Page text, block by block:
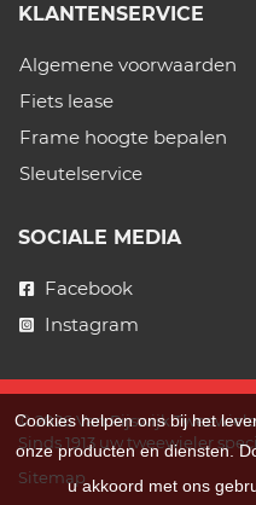
KLANTENSERVICE
Algemene voorwaarden
Fiets lease
Frame hoogte bepalen
Sleutelservice
SOCIALE MEDIA
Facebook
Instagram
© 2026 Van Rijswijk
Sinds 1913 uw tweewieler
Sitemap
Cookies helpen ons bij het
onze producten en diensten.
u akkoord met ons